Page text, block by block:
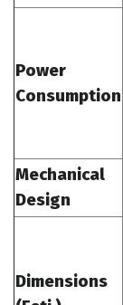
Power
Consumption
Mechanical
Design
Dimensions